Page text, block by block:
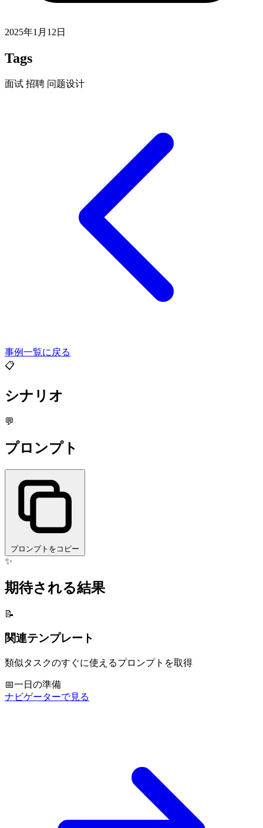
2025年1月12日
Tags
面试 招聘 问题设计
事例一覧に戻る
📋
シナリオ
💬
プロンプト
プロンプトをコピー
✨
期待される結果
📝
関連テンプレート
類似タスクのすぐに使えるプロンプトを取得
📅一日の準備
ナビゲーターで見る